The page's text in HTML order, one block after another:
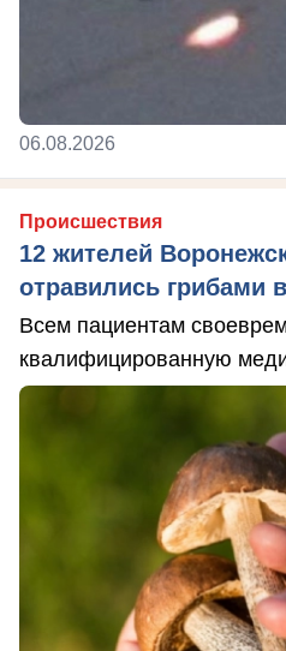
06.08.2026
Происшествия
12 жителей
отравились грибами
Всем пациентам
квалифицированную